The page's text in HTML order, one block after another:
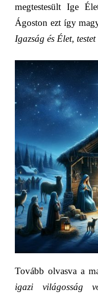
megtestesült Ige
Ágoston ezt így
Igazság és Élet,
Tovább olvasva a
igazi világosság